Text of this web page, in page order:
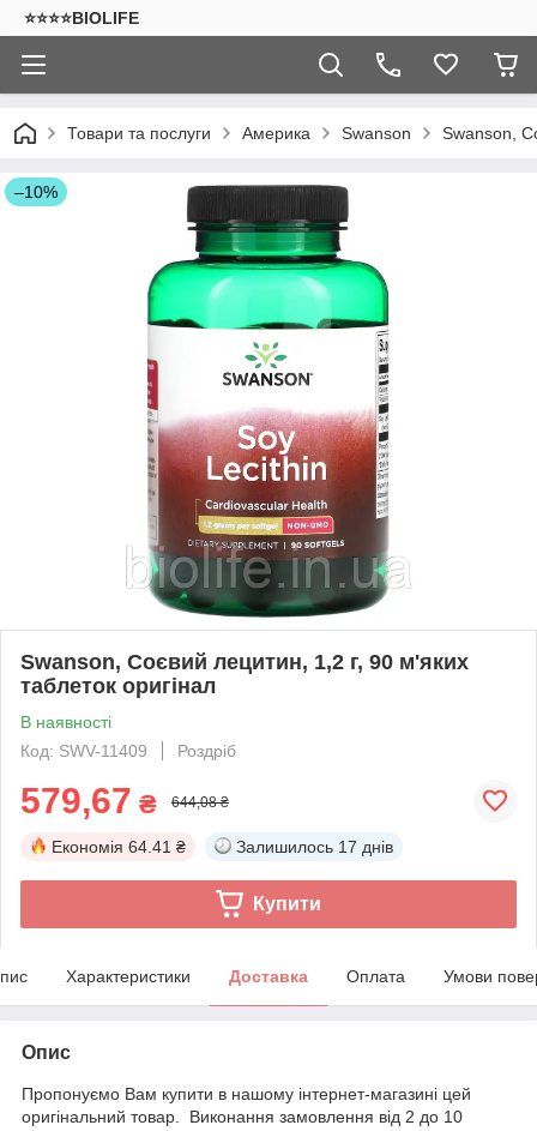
⭐⭐⭐⭐BIOLIFE
Товари та послуги Америка Swanson Swanson,
–10%
Swanson, Соєвий лецитин, 1,2 г, 90 м'яких
таблеток оригінал
В наявності
Код: SWV-11409
Роздріб
579,67 ₴ 644,08 ₴
Економія 64.41 ₴ Залишилось 17 днів
Купити
Характеристики Доставка Оплата Умови
Опис
Пропонуємо Вам купити в нашому інтернет-магазині цей
оригінальний товар. Виконання замовлення від 2 до 10